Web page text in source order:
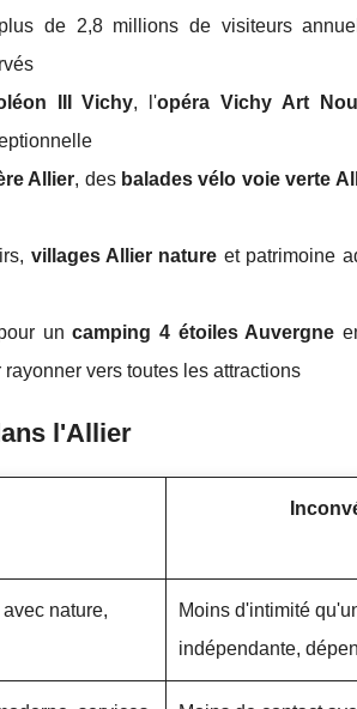
de 2,8 millions de visiteurs
III Vichy, l'opéra Vichy Art
Allier, des balades vélo voie verte
villages Allier nature et patrimoine
uncamping 4 étoiles Auvergne
vers toutes les attractions
l'Allier
nature,
Moins d'intimité
indépendante,